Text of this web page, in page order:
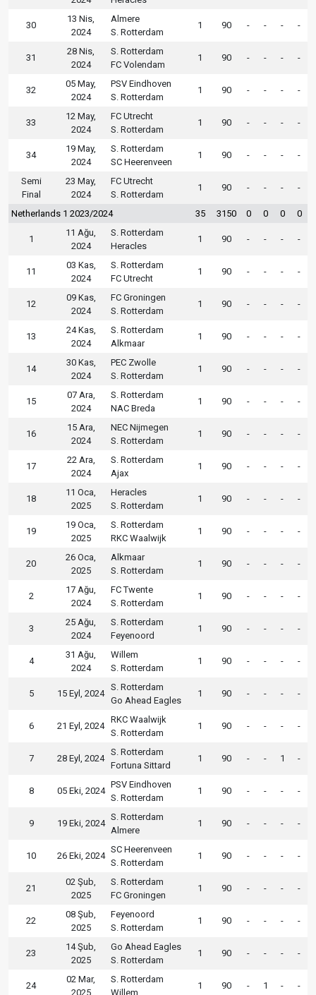
30
13 Nis,
2024
Almere
S. Rotterdam
1 90 - - - -
31
28 Nis,
2024
S. Rotterdam
FC Volendam
1 90 - - - -
32
05 May,
2024
PSV Eindhoven
S. Rotterdam
1 90 - - - -
33
12 May,
2024
FC Utrecht
S. Rotterdam
1 90 - - - -
34
19 May,
2024
S. Rotterdam
SC Heerenveen
1 90 - - - -
Semi
Final
23 May,
2024
FC Utrecht
S. Rotterdam
1 90 - - - -
Netherlands 1 2023/2024 35 3150 0 0 0 0
1
11 Ağu,
2024
S. Rotterdam
Heracles
1 90 - - - -
11
03 Kas,
2024
S. Rotterdam
FC Utrecht
1 90 - - - -
12
09 Kas,
2024
FC Groningen
S. Rotterdam
1 90 - - - -
13
24 Kas,
2024
S. Rotterdam
Alkmaar
1 90 - - - -
14
30 Kas,
2024
PEC Zwolle
S. Rotterdam
1 90 - - - -
15
07 Ara,
2024
S. Rotterdam
NAC Breda
1 90 - - - -
16
15 Ara,
2024
NEC Nijmegen
S. Rotterdam
1 90 - - - -
17
22 Ara,
2024
S. Rotterdam
Ajax
1 90 - - - -
18
11 Oca,
2025
Heracles
S. Rotterdam
1 90 - - - -
19
19 Oca,
2025
S. Rotterdam
RKC Waalwijk
1 90 - - - -
20
26 Oca,
2025
Alkmaar
S. Rotterdam
1 90 - - - -
2
17 Ağu,
2024
FC Twente
S. Rotterdam
1 90 - - - -
3
25 Ağu,
2024
S. Rotterdam
Feyenoord
1 90 - - - -
4
31 Ağu,
2024
Willem
S. Rotterdam
1 90 - - - -
5 15 Eyl, 2024
S. Rotterdam
Go Ahead Eagles
1 90 - - - -
6 21 Eyl, 2024
RKC Waalwijk
S. Rotterdam
1 90 - - - -
7 28 Eyl, 2024
S. Rotterdam
Fortuna Sittard
1 90 - - 1 -
8 05 Eki, 2024
PSV Eindhoven
S. Rotterdam
1 90 - - - -
9 19 Eki, 2024
S. Rotterdam
Almere
1 90 - - - -
10 26 Eki, 2024
SC Heerenveen
S. Rotterdam
1 90 - - - -
21
02 Şub,
2025
S. Rotterdam
FC Groningen
1 90 - - - -
22
08 Şub,
2025
Feyenoord
S. Rotterdam
1 90 - - - -
23
14 Şub,
2025
Go Ahead Eagles
S. Rotterdam
1 90 - - - -
24
02 Mar,
2025
S. Rotterdam
Willem
1 90 - 1 - -